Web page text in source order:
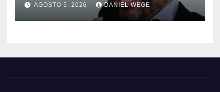
AGOSTO 5, 2026 DANIEL WEGE